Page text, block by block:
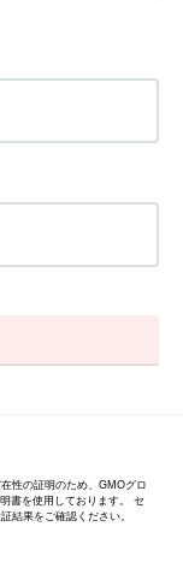
性の証明のため、GMOグロ
書を使用しております。 セ
結果をご確認ください。